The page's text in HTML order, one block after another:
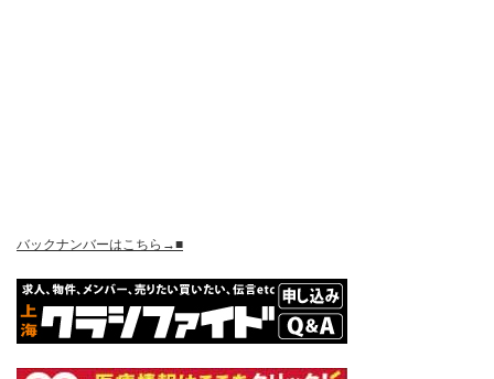
バックナンバーはこちら→■